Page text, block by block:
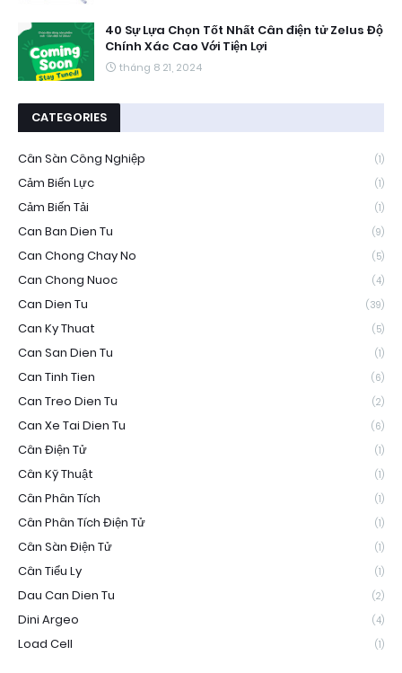
40 Sự Lựa Chọn Tốt Nhất Cân điện tử Zelus Độ
Chính Xác Cao Với Tiện Lợi
tháng 8 21, 2024
CATEGORIES
Cân Sàn Công Nghiệp (1)
Cảm Biến Lực (1)
Cảm Biến Tải (1)
Can Ban Dien Tu (9)
Can Chong Chay No (5)
Can Chong Nuoc (4)
Can Dien Tu (39)
Can Ky Thuat (5)
Can San Dien Tu (1)
Can Tinh Tien (6)
Can Treo Dien Tu (2)
Can Xe Tai Dien Tu (6)
Cân Điện Tử (1)
Cân Kỹ Thuật (1)
Cân Phân Tích (1)
Cân Phân Tích Điện Tử (1)
Cân Sàn Điện Tử (1)
Cân Tiểu Ly (1)
Dau Can Dien Tu (2)
Dini Argeo (4)
Load Cell (1)